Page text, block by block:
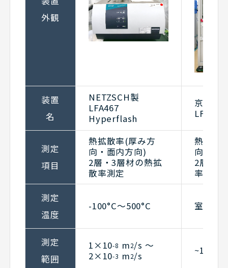
外観
装置
名
NETZSCH製
LFA467
Hyperflash
京都電
LFA-502
測定
項目
熱拡散率(厚み方
向・面内方向)
2層・3層材の熱拡
散率測定
熱拡散
向・面
2層・3
率測定
測定
温度
-100°C〜500°C 室温
測定
範囲
1×10-8 m2/s 〜
2×10-3 m2/s